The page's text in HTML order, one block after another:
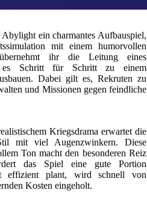
ein charmantes Aufbauspiel,
mit einem humorvollen
ihr die Leitung eines
es Schritt für Schritt zu einem
Dabei gilt es, Rekruten zu
und Missionen gegen feindliche
Kriegsdrama erwartet die
mit viel Augenzwinkern. Diese
Ton macht den besonderen Reiz
das Spiel eine gute Portion
effizient plant, wird schnell von
Kosten eingeholt.